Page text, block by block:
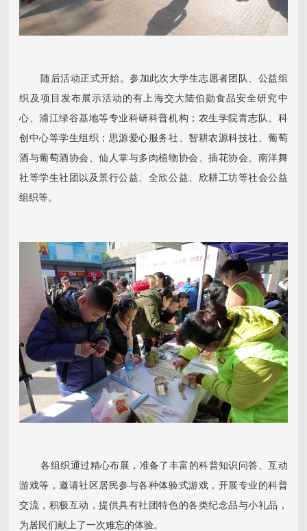
随后活动正式开始。参加此次大学生志愿者团队、公益组
织及项目发布展示活动的有上海交大陆伯勋食品安全研究中
心、浦江绿谷基地等专业科研科普机构；农生学院青志队、科
创中心等学生组织；思源爱心服务社、智耕农源科技社、葡萄
酒与葡萄酒协会、仙人掌与多肉植物协会、插花协会、南洋舞
社等学生社团以及景行公益、全欣公益、欣耕工坊等社会公益
组织等。
各组织通过精心布展，准备了丰富的科普知识问答、互动
游戏等，邀请社区居民参与各种体验式游戏，开展专业的科普
交流，积极互动，提供具有社团特色的各类纪念品与小礼品，
为居民们献上了一次难忘的体验。